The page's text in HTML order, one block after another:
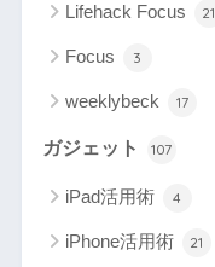
Lifehack Focus 21
Focus 3
weeklybeck 17
ガジェット 107
iPad活用術 4
iPhone活用術 21